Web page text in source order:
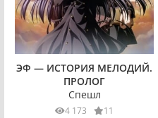
ЭФ — ИСТОРИЯ МЕЛОДИЙ.
ПРОЛОГ
Спешл
4 173 11